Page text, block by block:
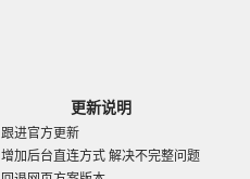
更新说明
跟进官方更新
增加后台直连方式 解决不完整问题